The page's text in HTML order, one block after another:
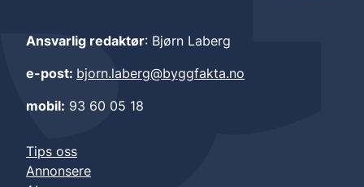
Ansvarlig redaktør: Bjørn Laberg
e-post: bjorn.laberg@byggfakta.no
mobil: 93 60 05 18
Tips oss
Annonsere